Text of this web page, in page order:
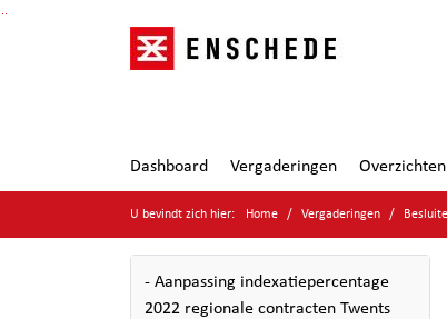
Ga naar de inhoud van deze pagina
Ga naar het zoeken
Ga naar het menu
Dashboard Vergaderingen Overzichten
U bevindt zich hier: Home Vergaderingen
- Aanpassing indexatiepercentage
2022 regionale contracten Twents